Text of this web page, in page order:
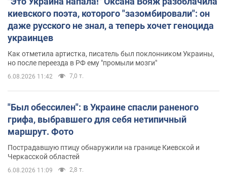
киевского поэта, которого "зазомбировали": он
даже русского не знал, а теперь хочет геноцида
украинцев
Как отметила артистка, писатель был поклонником Украины,
но после переезда в РФ ему "промыли мозги"
6.08.2026 11:42 7,0 т.
"Был обессилен": в Украине спасли раненого
грифа, выбравшего для себя нетипичный
маршрут. Фото
Пострадавшую птицу обнаружили на границе Киевской и
Черкасской областей
6.08.2026 11:09 2,8 т.